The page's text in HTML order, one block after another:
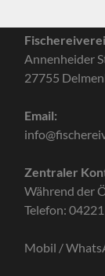
Annenheider
27755
Email:
Zentraler
Während der
Telefon:
Mobil /